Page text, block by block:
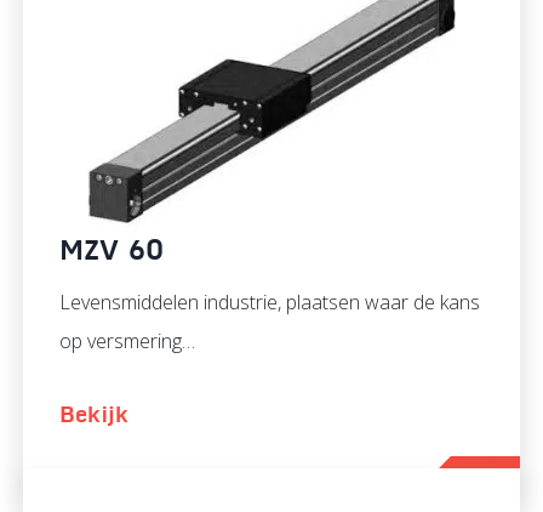
MZV 60
Levensmiddelen industrie, plaatsen waar de kans
op versmering…
Bekijk